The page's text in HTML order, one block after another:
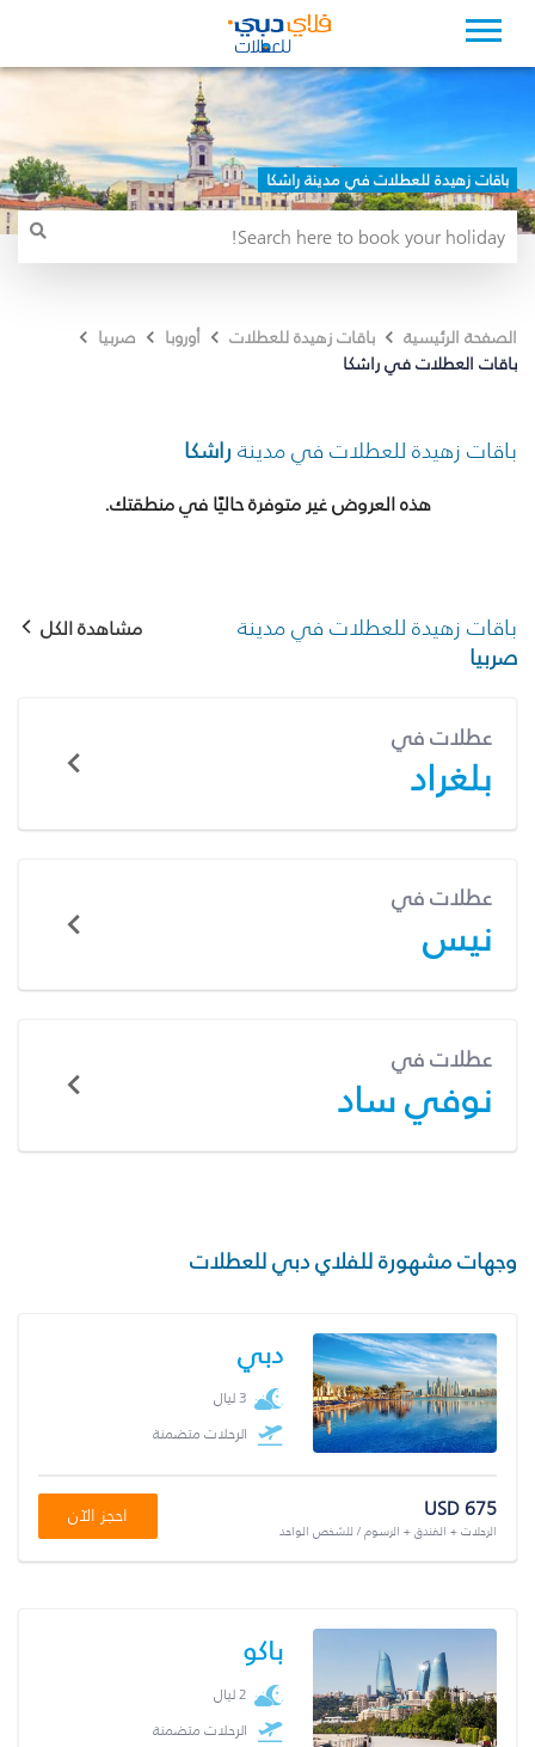
باقات زهيدة للعطلات في مدينة راشكا
الصفحة الرئيسية باقات زهيدة للعطلات أوروبا
صربيا
باقات العطلات في راشكا
باقات زهيدة للعطلات في مدينة راشكا
هذه العروض غير متوفرة حاليًا في منطقتك.
باقات زهيدة للعطلات في مدينة
صربيا
مشاهدة الكل
عطلات في
بلغراد
عطلات في
نيس
عطلات في
نوفي ساد
وجهات مشهورة للفلاي دبي للعطلات
دبي
3 ليال
الرحلات متضمنة
USD 675
الرحلات + الفندق + الرسوم / للشخص الواحد
احجز الآن
باكو
2 ليال
الرحلات متضمنة